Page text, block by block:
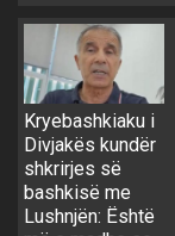
Kryebashkiaku i
Divjakës kundër
shkrirjes së
bashkisë me
Lushnjën: Është